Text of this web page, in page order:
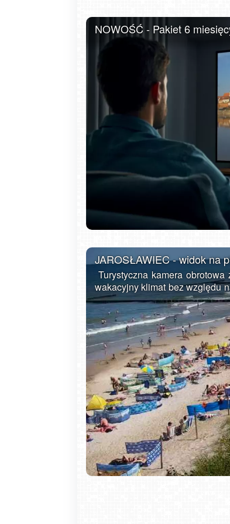
NOWOŚĆ - Pakiet 6
Gdańsk - Brzeźno molo
JAROSŁAWIEC - widok na
Turystyczna kamera
wakacyjny klimat bez względu
Jarosławiec to letniskowa wieś
Słowińskim nad
rozbudowaną bazę
sezonie letnim. Dzięki
siebie. Jak na typową
wiele. Oprócz zażywania
Bałtyku, można tu
metrowej zabytkowej latarni
ścieżkami pieszymi i
jezioro Wicko, gdzie można
zachęcają także do uprawiania
Nie marnuj czasu. Sprawdź
przywołać wspomnienia z
Krupówki - widok na